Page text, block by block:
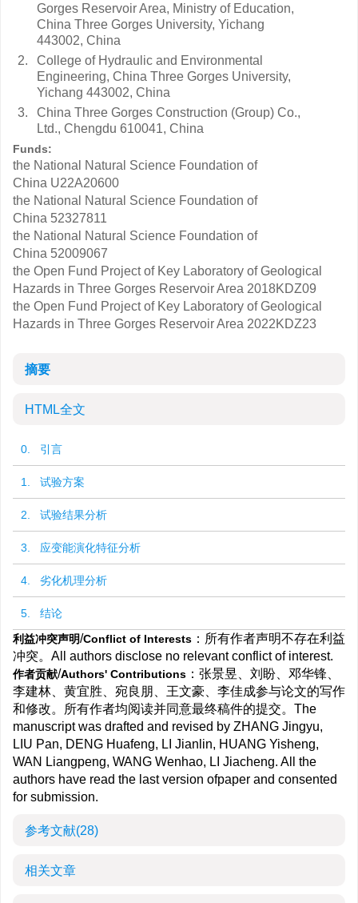
Gorges Reservoir Area, Ministry of Education,
China Three Gorges University, Yichang
443002, China
2.
College of Hydraulic and Environmental
Engineering, China Three Gorges University,
Yichang 443002, China
3.
China Three Gorges Construction (Group) Co.,
Ltd., Chengdu 610041, China
Funds:
the National Natural Science Foundation of
China U22A20600
the National Natural Science Foundation of
China 52327811
the National Natural Science Foundation of
China 52009067
the Open Fund Project of Key Laboratory of Geological
Hazards in Three Gorges Reservoir Area 2018KDZ09
the Open Fund Project of Key Laboratory of Geological
Hazards in Three Gorges Reservoir Area 2022KDZ23
摘要
HTML全文
0. 引言
1. 试验方案
2. 试验结果分析
3. 应变能演化特征分析
4. 劣化机理分析
5. 结论
利益冲突声明/Conflict of Interests ：所有作者声明不存在利益
冲突。All authors disclose no relevant conflict of interest.
作者贡献/Authors' Contributions ：张景昱、刘盼、邓华锋、
李建林、黄宜胜、宛良朋、王文豪、李佳成参与论文的写作
和修改。所有作者均阅读并同意最终稿件的提交。The
manuscript was drafted and revised by ZHANG Jingyu,
LIU Pan, DENG Huafeng, LI Jianlin, HUANG Yisheng,
WAN Liangpeng, WANG Wenhao, LI Jiacheng. All the
authors have read the last version ofpaper and consented
for submission.
参考文献(28)
相关文章